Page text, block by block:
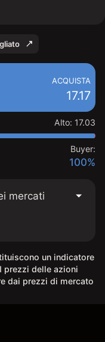
ACQUISTA
17.17
Alto: 17.03
Buyer:
100%
mercati
un indicatore
prezzi delle azioni
dai prezzi di mercato